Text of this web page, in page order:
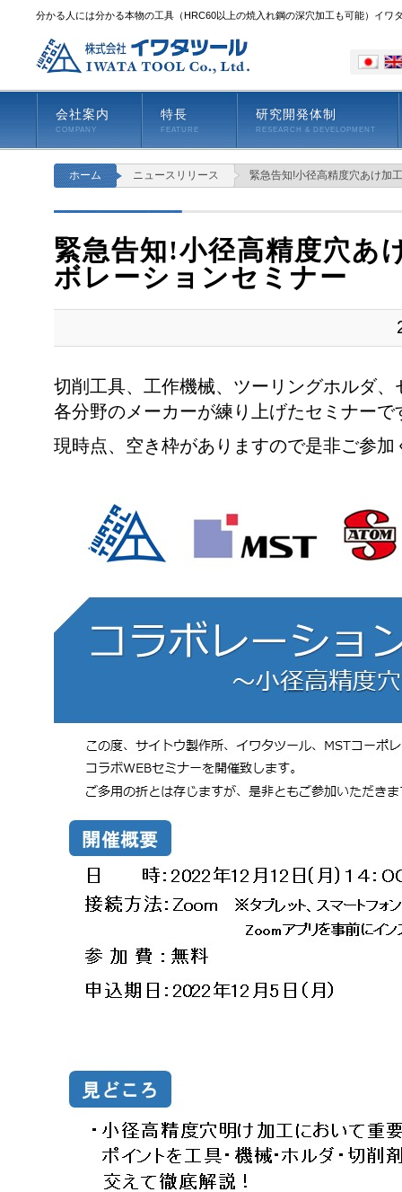
分かる人には分かる本物の工具（HRC60以上の焼入れ鋼の深穴加工も可能）イワ
会社案内
COMPANY
特長
FEATURE
研究開発体制
RESEARCH & DEVELOPMENT
ホーム ニュースリリース 緊急告知!小径高精度穴あけ加
緊急告知!小径高精度穴
ボレーションセミナー
切削工具、工作機械、ツーリングホルダ
各分野のメーカーが練り上げたセミナーで
現時点、空き枠がありますので是非ご参加